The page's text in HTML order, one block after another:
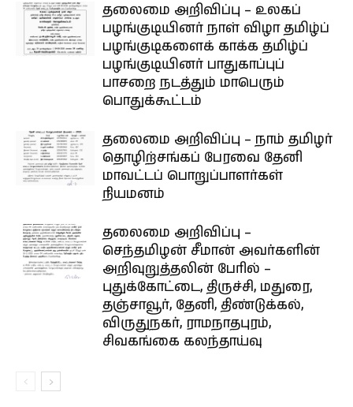
தலைமை அறிவிப்பு – உலகப்
பழங்குடியினர் நாள் விழா தமிழ்ப்
பழங்குடிகளைக் காக்க தமிழ்ப்
பழங்குடியினர் பாதுகாப்புப்
பாசறை நடத்தும் மாபெரும்
பொதுக்கூட்டம்
தலைமை அறிவிப்பு – நாம் தமிழர்
தொழிற்சங்கப் பேரவை தேனி
மாவட்டப் பொறுப்பாளர்கள்
நியமனம்
தலைமை அறிவிப்பு –
செந்தமிழன் சீமான் அவர்களின்
அறிவுறுத்தலின் பேரில் –
புதுக்கோட்டை, திருச்சி, மதுரை,
தஞ்சாவூர், தேனி, திண்டுக்கல்,
விருதுநகர், ராமநாதபுரம்,
சிவகங்கை கலந்தாய்வு